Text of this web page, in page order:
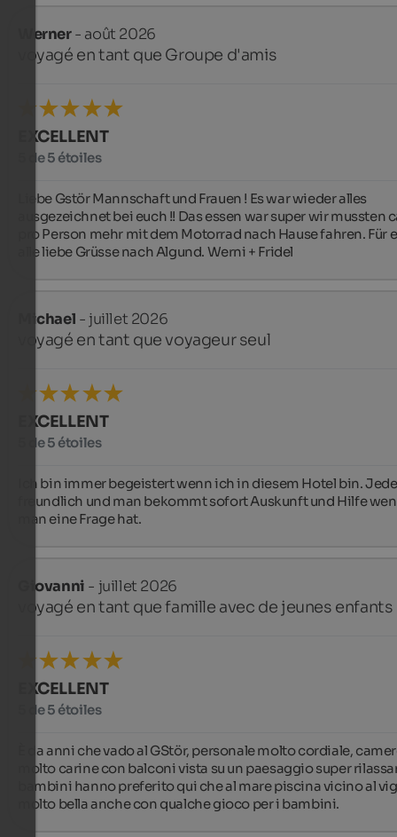
Werner- août 2026
voyagé en tant que Groupe d'amis
EXCELLENT
5 de 5 étoiles
Liebe Gstör Mannschaft und Frauen ! Es war wieder alles
ausgezeichnet bei euch !! Das essen war super wir mussten
pro Person mehr mit dem Motorrad nach Hause fahren. Für
alle liebe Grüsse nach Algund. Werni + Fridel
Michael - juillet 2026
voyagé en tant que voyageur seul
EXCELLENT
5 de 5 étoiles
Ich bin immer begeistert wenn ich in diesem Hotel bin.
freundlich und man bekommt sofort Auskunft und Hilfe
man eine Frage hat.
Giovanni - juillet 2026
voyagé en tant que famille avec de jeunes enfants
EXCELLENT
5 de 5 étoiles
È da anni che vado al GStör, personale molto cordiale,
molto carine con balconi vista su un paesaggio super
bambini hanno preferito qui che al mare piscina vicino al
molto bella anche con qualche gioco per i bambini.